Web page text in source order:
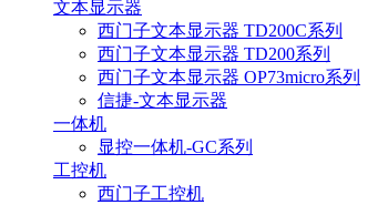
文本显示器
西门子文本显示器 TD200C系列
西门子文本显示器 TD200系列
西门子文本显示器 OP73micro系列
信捷-文本显示器
一体机
显控一体机-GC系列
工控机
西门子工控机